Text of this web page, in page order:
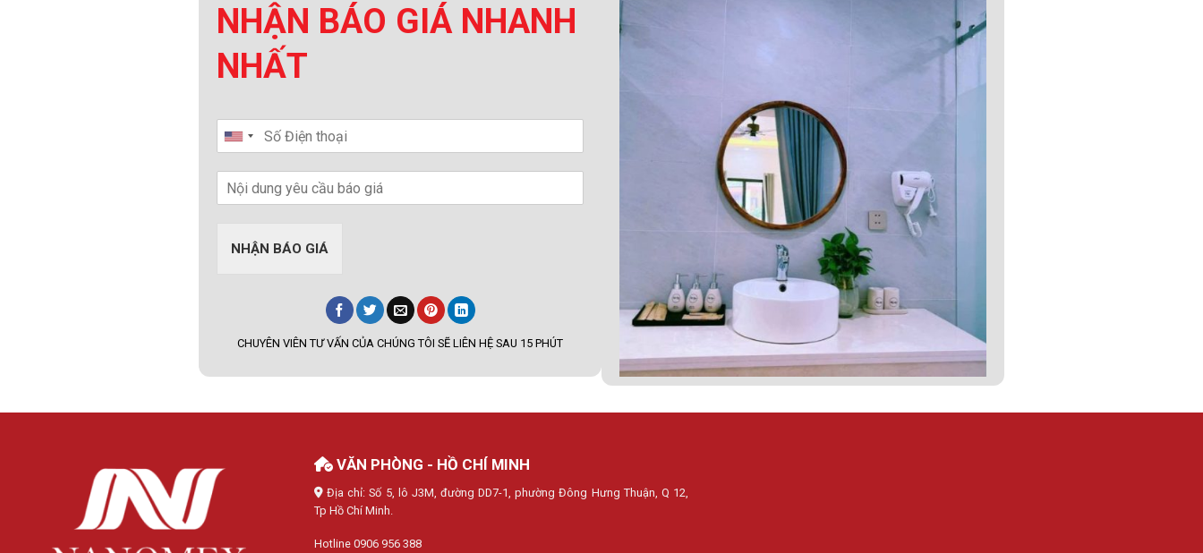
NHẬN BÁO GIÁ NHANH
NHẤT
NHẬN BÁO GIÁ
CHUYÊN VIÊN TƯ VẤN CỦA CHÚNG TÔI SẼ LIÊN HỆ SAU 15 PHÚT
VĂN PHÒNG - HỒ CHÍ MINH
Địa chỉ: Số 5, lô J3M, đường DD7-1, phường Đông Hưng Thuận, Q 12,
Tp Hồ Chí Minh.
Hotline 0906 956 388